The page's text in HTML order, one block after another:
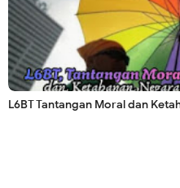
L6BT Tantangan Moral dan